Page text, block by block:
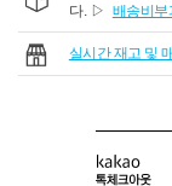
다. ▷ 배송비부
실시간 재고 및